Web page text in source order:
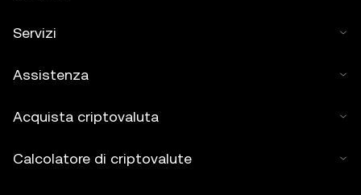
Servizi
Assistenza
Acquista criptovaluta
Calcolatore di criptovalute